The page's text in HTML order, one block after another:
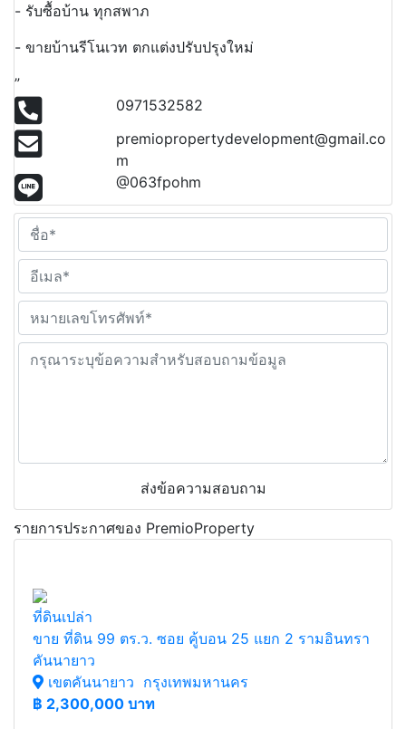
- รับซื้อบ้าน ทุกสพาภ
- ขายบ้านรีโนเวท ตกแต่งปรับปรุงใหม่
”
0971532582
premiopropertydevelopment@gmail.co
m
@063fpohm
ส่งข้อความสอบถาม
รายการประกาศของ PremioProperty
ที่ดินเปล่า
ขาย ที่ดิน 99 ตร.ว. ซอย คู้บอน 25 แยก 2 รามอินทรา
คันนายาว
เขตคันนายาว กรุงเทพมหานคร
฿ 2,300,000 บาท